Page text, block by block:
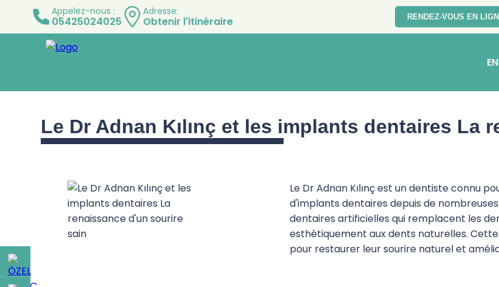
Appelez-nous :
05425024025
Adresse:
Obtenir l'itinéraire RENDEZ-VOUS EN
Le Dr Adnan Kılınç et les implants dentaires La
Le Dr Adnan Kılınç est un dentiste connu
d'implants dentaires depuis de
dentaires artificielles qui remplacent les
esthétiquement aux dents naturelles.
pour restaurer leur sourire naturel et